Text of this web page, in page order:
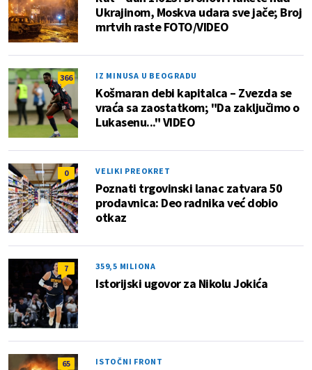
Ukrajinom, Moskva udara sve jače; Broj
mrtvih raste FOTO/VIDEO
366 IZ MINUSA U BEOGRADU
Košmaran debi kapitalca – Zvezda se
vraća sa zaostatkom; "Da zaključimo o
Lukasenu..." VIDEO
0 VELIKI PREOKRET
Poznati trgovinski lanac zatvara 50
prodavnica: Deo radnika već dobio
otkaz
7 359,5 MILIONA
Istorijski ugovor za Nikolu Jokića
65 ISTOČNI FRONT